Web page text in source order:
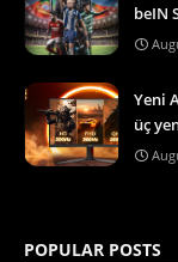
beIN
Yeni
üç
POPULAR POSTS